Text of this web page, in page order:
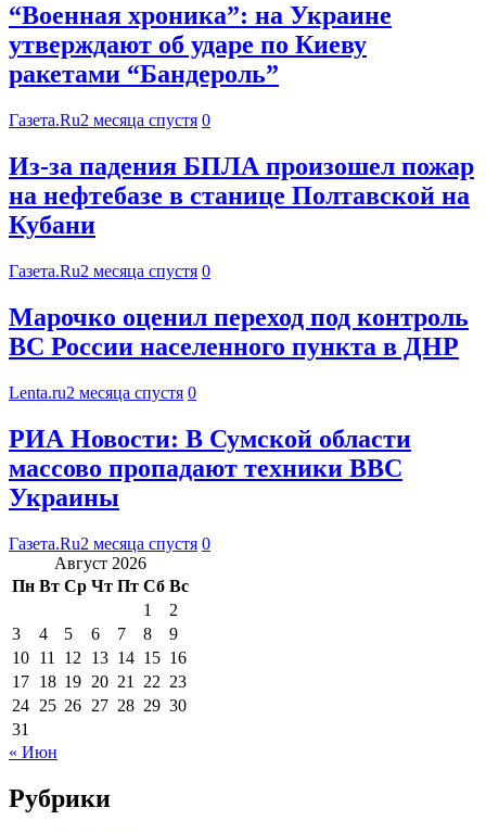
“Военная хроника”: на Украине
утверждают об ударе по Киеву
ракетами “Бандероль”
Газета.Ru2 месяца спустя 0
Из-за падения БПЛА произошел пожар
на нефтебазе в станице Полтавской на
Кубани
Газета.Ru2 месяца спустя 0
Марочко оценил переход под контроль
ВС России населенного пункта в ДНР
Lenta.ru2 месяца спустя 0
РИА Новости: В Сумской области
массово пропадают техники ВВС
Украины
Газета.Ru2 месяца спустя 0
Август 2026
Пн Вт Ср Чт Пт Сб Вс
1
2
3
4 5 6 7 8
9
10 11 12 13 14 15 16
17 18 19 20 21 22 23
24 25 26 27 28 29 30
31
« Июн
Рубрики